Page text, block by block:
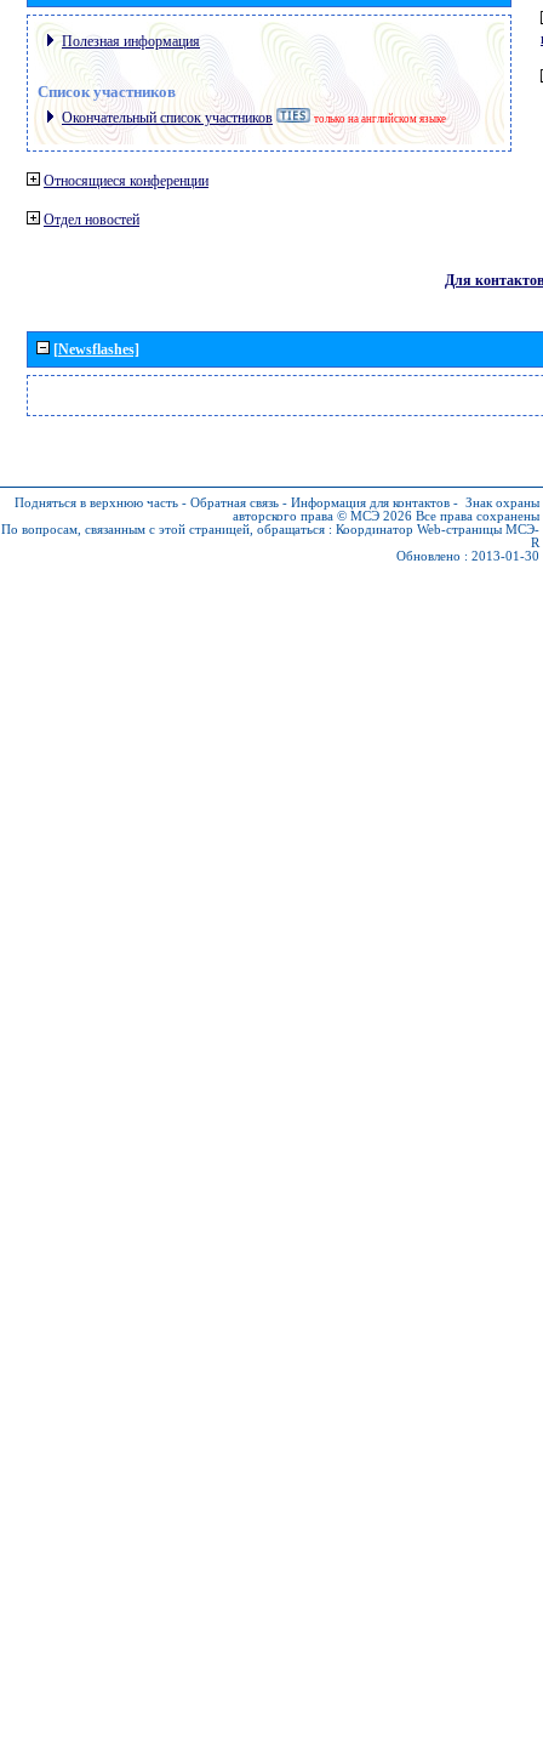
Полезная информация
Список участников
Окончательный список участников только на английском языке
Относящиеся конференции
Отдел новостей
Для контактов
[Newsflashes]
Подняться в верхнюю часть - Обратная связь - Информация для контактов - Знак охраны
авторского права © МСЭ 2026 Все права сохранены
По вопросам, связанным с этой страницей, обращаться : Координатор Web-страницы МСЭ-
R
Обновлено : 2013-01-30